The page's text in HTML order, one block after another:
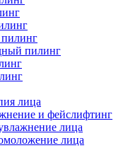
пилинг
лица
и фейслифтинг
лица
лица